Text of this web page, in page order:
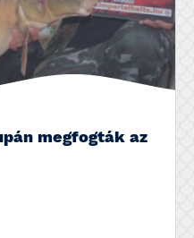
megfogták az